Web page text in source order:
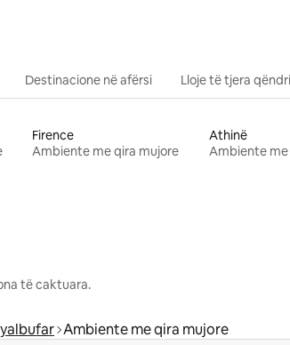
Destinacione në afërsi Lloje të tjera
Firence
Ambiente me qira mujore
Athinë
Ambiente
të caktuara.
Ambiente me qira mujore